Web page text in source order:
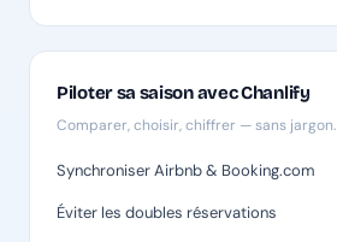
Piloter sa saison avec Chanlify
Comparer, choisir, chiffrer — sans jargon.
Synchroniser Airbnb & Booking.com
Éviter les doubles réservations